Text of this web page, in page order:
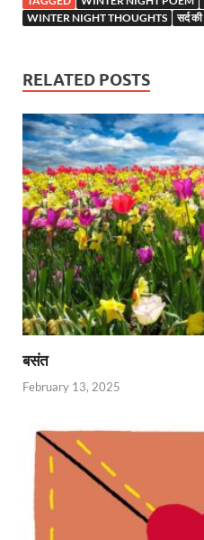
WINTER NIGHT THOUGHTS
सर्द की
RELATED POSTS
बसंत
February 13, 2025